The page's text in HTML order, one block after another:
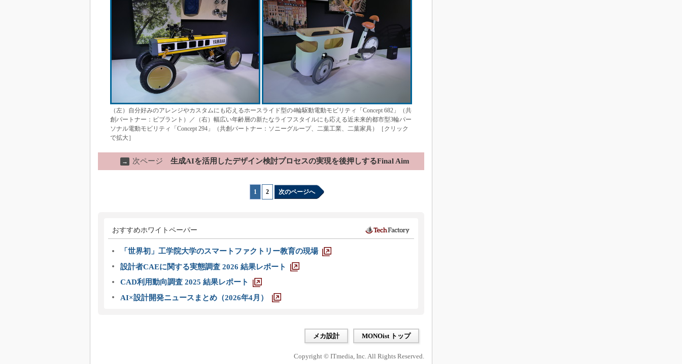
（左）自分好みのアレンジやカスタムにも応えるホースライド型の4輪駆動電動モビリティ「Concept 682」（共
創パートナー：ビブラント）／（右）幅広い年齢層の新たなライフスタイルにも応える近未来的都市型3輪パー
ソナル電動モビリティ「Concept 294」（共創パートナー：ソニーグループ、二葉工業、二葉家具）［クリック
で拡大］
→ 次ページ 生成AIを活用したデザイン検討プロセスの実現を後押しするFinal Aim
1 2 次のページへ
おすすめホワイトペーパー
「世界初」工学院大学のスマートファクトリー教育の現場
設計者CAEに関する実態調査 2026 結果レポート
CAD利用動向調査 2025 結果レポート
AI×設計開発ニュースまとめ（2026年4月）
メカ設計 MONOist トップ
Copyright © ITmedia, Inc. All Rights Reserved.